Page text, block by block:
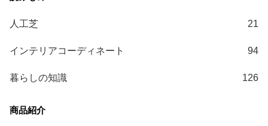
人工芝 21
インテリアコーディネート 94
暮らしの知識 126